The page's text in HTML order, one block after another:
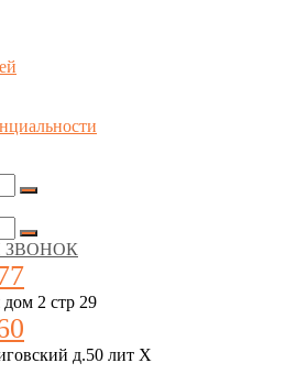
ЗВОНОК
2 стр 29
д.50 лит Х